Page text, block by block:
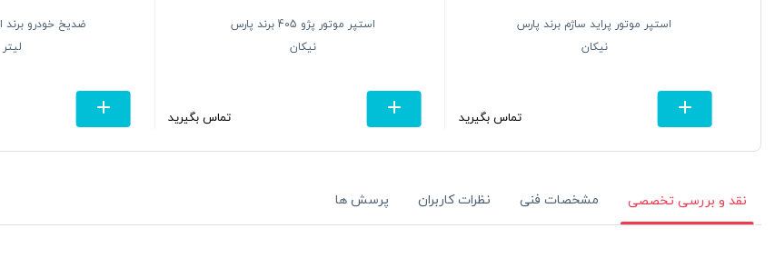
پراید ساژم برند پارس
استپر موتور پژو 405 برند پارس
ضدیخ خودرو برند التیما حجم 2
نقد و بررسی تخصصی مشخصات فنی نظرات کاربران پرسش ها